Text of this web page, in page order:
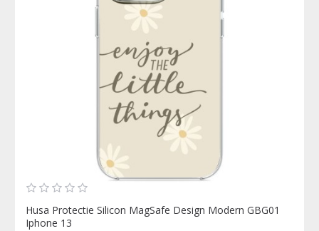
Husa Protectie Silicon MagSafe Design Modern GBG01
Iphone 13